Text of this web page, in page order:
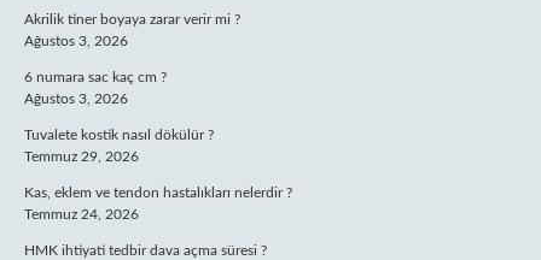
Akrilik tiner boyaya zarar verir mi ?
Ağustos 3, 2026
6 numara sac kaç cm ?
Ağustos 3, 2026
Tuvalete kostik nasıl dökülür ?
Temmuz 29, 2026
Kas, eklem ve tendon hastalıkları nelerdir ?
Temmuz 24, 2026
HMK ihtiyati tedbir dava açma süresi ?